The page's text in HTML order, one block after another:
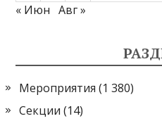
« Июн Авг »
Мероприятия (1 380)
Секции (14)